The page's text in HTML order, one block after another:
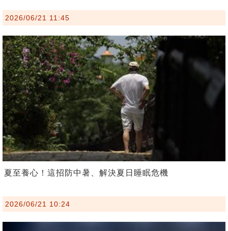
2026/06/21 11:45
夏至養心！這招防中暑、解決夏日睡眠危機
2026/06/21 10:24